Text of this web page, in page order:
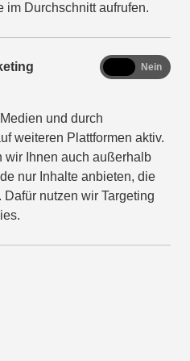
im Durchschnitt aufrufen.
und durch
weiteren Plattformen aktiv.
wir Ihnen auch außerhalb
nur Inhalte anbieten, die
nutzen wir Targeting
marketing
Nein
Nachmittags
Händler mit Ihrer Anfrage
Anschluss entweder eine
Händler wird sich mit
in Verbindung